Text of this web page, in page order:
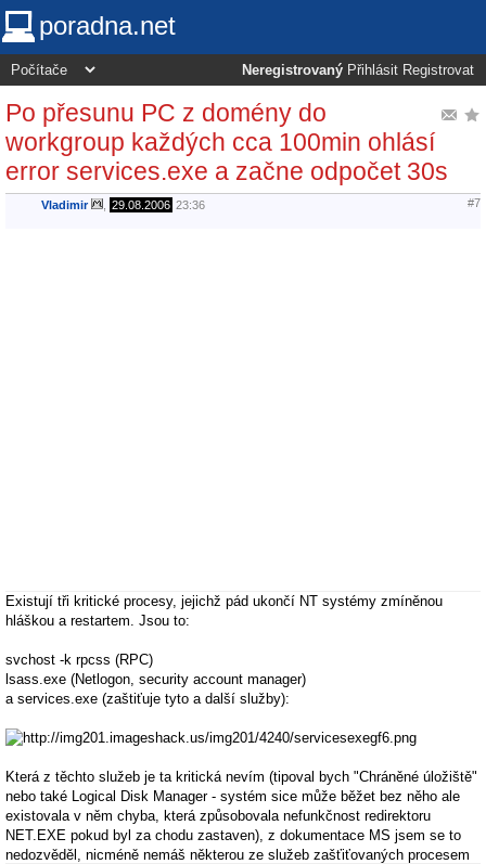
poradna.net
Neregistrovaný Přihlásit Registrovat
Po přesunu PC z domény do
workgroup každých cca 100min ohlásí
error services.exe a začne odpočet 30s
Vladimir 29.08.2006 23:36 #7
Existují tři kritické procesy, jejichž pád ukončí NT systémy zmíněnou
hláškou a restartem. Jsou to:
svchost -k rpcss (RPC)
lsass.exe (Netlogon, security account manager)
a services.exe (zaštiťuje tyto a další služby):
Která z těchto služeb je ta kritická nevím (tipoval bych "Chráněné úložiště"
nebo také Logical Disk Manager - systém sice může běžet bez něho ale
existovala v něm chyba, která způsobovala nefunkčnost redirektoru
NET.EXE pokud byl za chodu zastaven), z dokumentace MS jsem se to
nedozvěděl, nicméně nemáš některou ze služeb zašťiťovaných procesem